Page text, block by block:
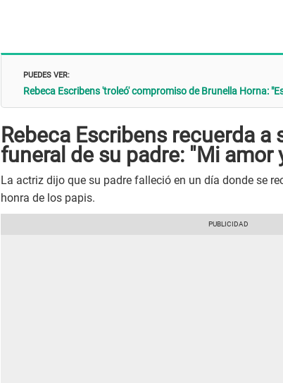
PUEDES VER:
Rebeca Escribens 'troleó' compromiso de Brunella Horna:
Rebeca Escribens recuerda a
funeral de su padre: "Mi
La actriz dijo que su padre falleció en un día donde se
honra de los papis.